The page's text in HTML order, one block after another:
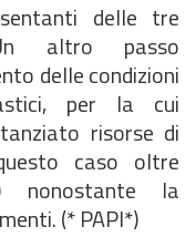
delle tre
altro passo
delle condizioni
per la cui
risorse di
caso oltre
nonostante la
(* PAPI*)